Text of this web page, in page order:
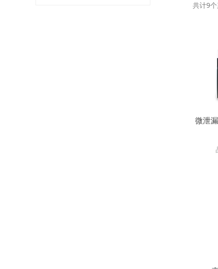
微泄
测试
法/压
瓶、
袋、卡
共计9